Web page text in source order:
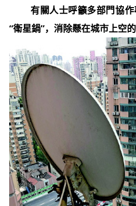
有關人士呼籲多部門協
“衛星鍋”，消除懸在城市上空